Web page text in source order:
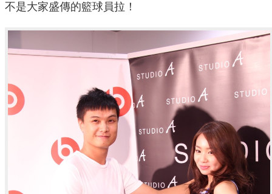
不是大家盛傳的籃球員拉！